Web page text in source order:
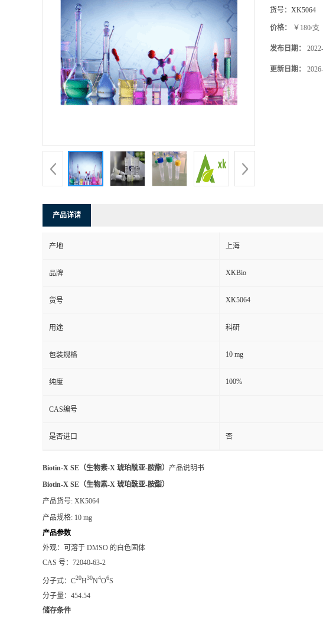
货号： XK5064
价格： ￥180/支
发布日期：
更新日期：
产品详请
产地 上海
品牌 XKBio
货号 XK5064
用途 科研
包装规格 10 mg
纯度 100%
CAS编号
是否进口 否
Biotin-X SE（生物素-X 琥珀酰亚-胺酯） 产品说明书
Biotin-X SE（生物素-X 琥珀酰亚-胺酯）
产品货号: XK5064
产品规格: 10 mg
产品参数
外观：可溶于 DMSO 的白色固体
CAS 号：72040-63-2
分子式：C20H30N4O6S
分子量：454.54
储存条件